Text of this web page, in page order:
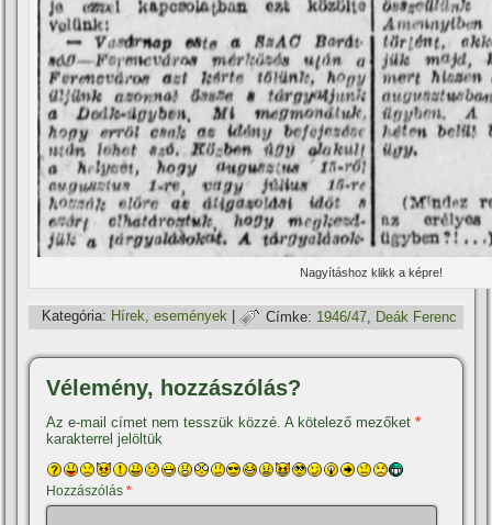
Nagyí­táshoz klikk a képre!
Kategória: Hí­rek, események | Címke: 1946/47 Deák Ferenc
Vélemény, hozzászólás?
Az e-mail címet nem tesszük közzé. A kötelező mezőket*
karakterrel jelöltük
Hozzászólás*